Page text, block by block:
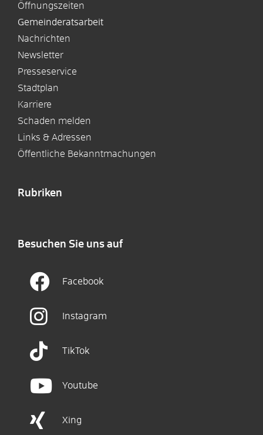
Öffnungszeiten
Gemeinderatsarbeit
Nachrichten
Newsletter
Presseservice
Stadtplan
Karriere
Schaden melden
Links & Adressen
Öffentliche Bekanntmachungen
Rubriken
Besuchen Sie uns auf
Facebook
Instagram
TikTok
Youtube
Xing